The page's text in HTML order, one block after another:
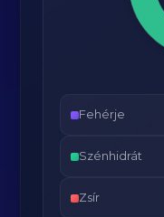
Fehérje
Szénhidrát
Zsír